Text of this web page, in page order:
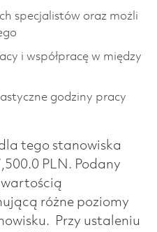
specjalistów oraz możli
i współpracę w między
godziny pracy
tego stanowiska
PLN. Podany
wartością
różne poziomy
Przy ustaleniu